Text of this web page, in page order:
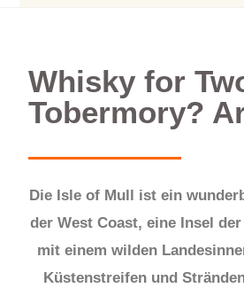
Whisky for
Tobermory?
Die Isle of Mull ist ein
der West Coast, eine Insel
mit einem wilden
Küstenstreifen und